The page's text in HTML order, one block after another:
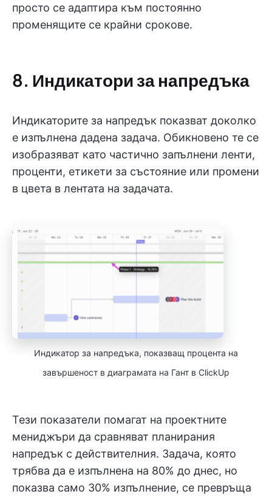
просто се адаптира към постоянно
променящите се крайни срокове.
8. Индикатори за напредъка
Индикаторите за напредък показват доколко
е изпълнена дадена задача. Обикновено те се
изобразяват като частично запълнени ленти,
проценти, етикети за състояние или промени
в цвета в лентата на задачата.
Индикатор за напредъка, показващ процента на
завършеност в диаграмата на Гант в ClickUp
Тези показатели помагат на проектните
мениджъри да сравняват планирания
напредък с действителния. Задача, която
трябва да е изпълнена на 80% до днес, но
показва само 30% изпълнение, се превръща